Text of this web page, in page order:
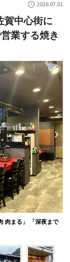
2026.07.01
中心街に
業する焼き
肉まる」 「深夜まで